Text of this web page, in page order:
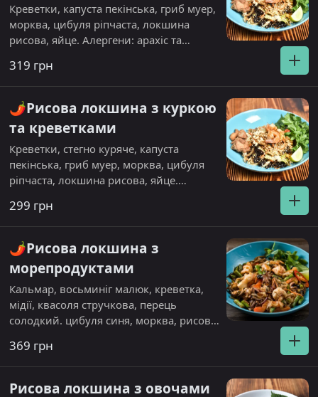
Креветки, капуста пекінська, гриб муер,
морква, цибуля ріпчаста, локшина
рисова, яйце. Алергени: арахіс та
319 грн
🌶️Рисова локшина з куркою
та креветками
Креветки, стегно куряче, капуста
пекінська, гриб муер, морква, цибуля
ріпчаста, локшина рисова, яйце.
299 грн
🌶️Рисова локшина з
морепродуктами
Кальмар, восьминіг малюк, креветка,
мідії, квасоля стручкова, перець
солодкий. цибуля синя, морква, рисова
369 грн
Рисова локшина з овочами